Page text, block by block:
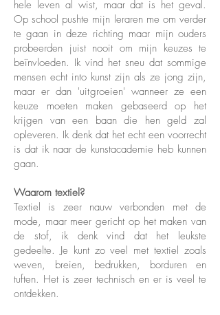
hele leven al wist, maar dat is het geval.
Op school pushte mijn leraren me om verder
te gaan in deze richting maar mijn ouders
probeerden juist nooit om mijn keuzes te
beïnvloeden. Ik vind het sneu dat sommige
mensen echt into kunst zijn als ze jong zijn,
maar er dan 'uitgroeien' wanneer ze een
keuze moeten maken gebaseerd op het
krijgen van een baan die hen geld zal
opleveren. Ik denk dat het echt een voorrecht
is dat ik naar de kunstacademie heb kunnen
gaan.
Waarom textiel?
Textiel is zeer nauw verbonden met de
mode, maar meer gericht op het maken van
de stof, ik denk vind dat het leukste
gedeelte. Je kunt zo veel met textiel zoals
weven, breien, bedrukken, borduren en
tuften. Het is zeer technisch en er is veel te
ontdekken.